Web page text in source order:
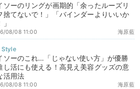
ソーのリングが画期的「余ったルーズリ
捨てないで！」「バインダーよりいいか
海原藍
08/08 11:00
ソーのこれ…「じゃない使い方」が優勝
活にも使える！高見え美容グッズの意
活用法
海原藍
08/08 11:00